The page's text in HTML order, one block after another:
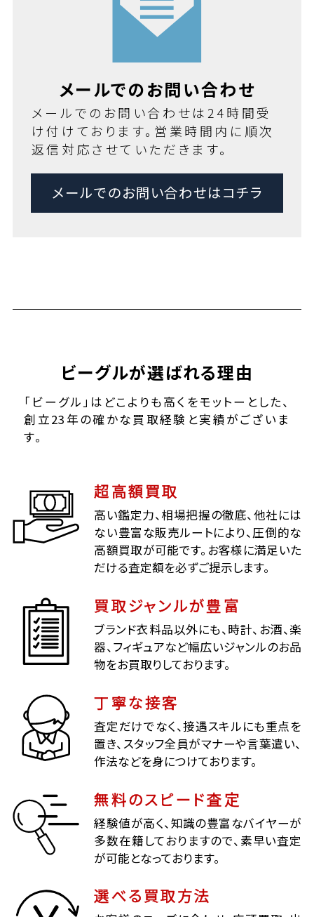
メールでのお問い合わせ
メールでのお問い合わせは24時間受
け付けております。営業時間内に順次
返信対応させていただきます。
メールでのお問い合わせはコチラ
ビーグルが選ばれる理由
「ビーグル」はどこよりも高くをモットーとした、
創立23年の確かな買取経験と実績がございま
す。
超高額買取
高い鑑定力、相場把握の徹底、他社には
ない豊富な販売ルートにより、圧倒的な
高額買取が可能です。お客様に満足いた
だける査定額を必ずご提示します。
買取ジャンルが豊富
ブランド衣料品以外にも、時計、お酒、楽
器、フィギュアなど幅広いジャンルのお品
物をお買取りしております。
丁寧な接客
査定だけでなく、接遇スキルにも重点を
置き、スタッフ全員がマナーや言葉遣い、
作法などを身につけております。
無料のスピード査定
経験値が高く、知識の豊富なバイヤーが
多数在籍しておりますので、素早い査定
が可能となっております。
選べる買取方法